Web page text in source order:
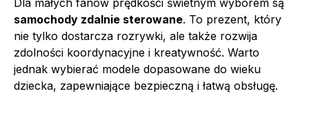
samochody zdalnie sterowane. To prezent, który
nie tylko dostarcza rozrywki, ale także rozwija
zdolności koordynacyjne i kreatywność. Warto
jednak wybierać modele dopasowane do wieku
dziecka, zapewniające bezpieczną i łatwą obsługę.